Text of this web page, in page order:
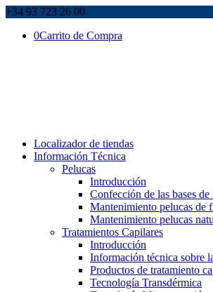
+34 93 723 26 00
0Carrito de Compra
Localizador de tiendas
Información Técnica
Pelucas
Introducción
Confección de las bases de
Mantenimiento pelucas de
Mantenimiento pelucas
Tratamientos Capilares
Introducción
Información técnica sobre
Productos de tratamiento
Tecnología Transdérmica